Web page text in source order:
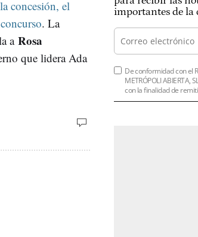
concesión, el
. La
a Rosa
que lidera Ada
importantes de la
De conformidad con el
METRÓPOLI ABIERTA,
con la finalidad de